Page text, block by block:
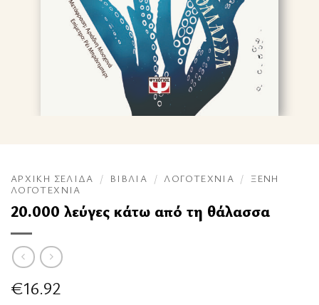
ΑΡΧΙΚΉ ΣΕΛΊΔΑ / ΒΙΒΛΊΑ / ΛΟΓΟΤΕΧΝΊΑ / ΞΈΝΗ
ΛΟΓΟΤΕΧΝΊΑ
20.000 λεύγες κάτω από τη θάλασσα
€16.92